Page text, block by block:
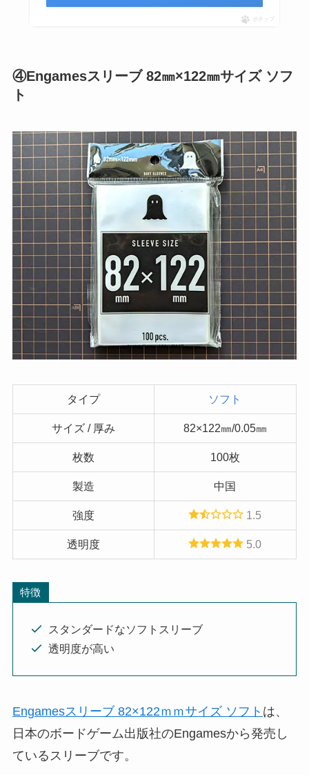
ポチップ
④Engamesスリーブ 82㎜×122㎜サイズ ソフ
ト
タイプ ソフト
サイズ / 厚み 82×122㎜/0.05㎜
枚数 100枚
製造 中国
強度 1.5
透明度 5.0
特徴
スタンダードなソフトスリーブ
透明度が高い
Engamesスリーブ 82×122ｍｍサイズ ソフト は、
日本のボードゲーム出版社のEngamesから発売し
ているスリーブです。